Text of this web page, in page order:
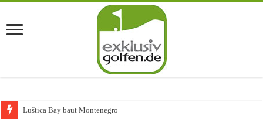
Luštica Bay baut Montenegros erst